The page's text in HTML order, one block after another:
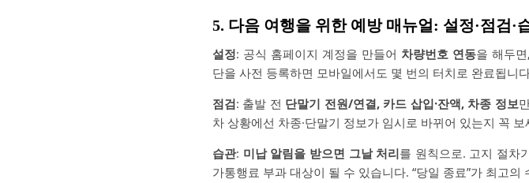
5. 다음 여행을 위한 예방 매뉴얼: 설정·점검·
설정: 공식 홈페이지 계정을 만들어 차량번호 연동을 해두
단을 사전 등록하면 모바일에서도 몇 번의 터치로 완료됩니
점검: 출발 전 단말기 전원/연결, 카드 삽입·잔액, 차종 정보
차 상황에선 차종·단말기 정보가 임시로 바뀌어 있는지 꼭 보
습관: 미납 알림을 받으면 그날 처리를 원칙으로. 고지 절차
가통행료 부과 대상이 될 수 있습니다. “당일 종료”가 최고의